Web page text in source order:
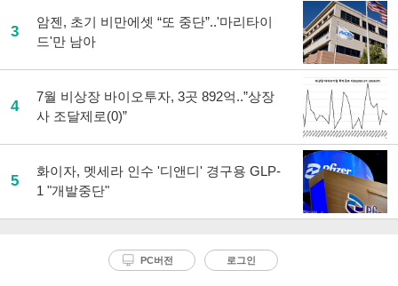
3
암젠, 초기 비만에셋 “또 중단”..'마리타이
드'만 남아
4
7월 비상장 바이오투자, 3곳 892억..”상장
사 조달제로(0)”
5
화이자, 멧세라 인수 '디앤디' 경구용 GLP-
1 "개발중단"
PC버전 로그인